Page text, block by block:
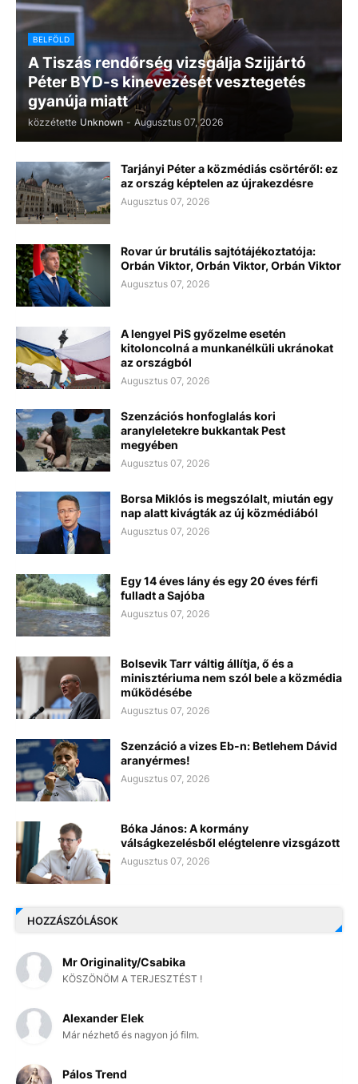
BELFÖLD
A Tiszás rendőrség vizsgálja Szijjártó
Péter BYD-s kinevezését vesztegetés
gyanúja miatt
közzétette Unknown - Augusztus 07, 2026
Tarjányi Péter a közmédiás csörtéről: ez
az ország képtelen az újrakezdésre
Augusztus 07, 2026
Rovar úr brutális sajtótájékoztatója:
Orbán Viktor, Orbán Viktor, Orbán Viktor
Augusztus 07, 2026
A lengyel PiS győzelme esetén
kitoloncolná a munkanélküli ukránokat
az országból
Augusztus 07, 2026
Szenzációs honfoglalás kori
aranyleletekre bukkantak Pest
megyében
Augusztus 07, 2026
Borsa Miklós is megszólalt, miután egy
nap alatt kivágták az új közmédiából
Augusztus 07, 2026
Egy 14 éves lány és egy 20 éves férfi
fulladt a Sajóba
Augusztus 07, 2026
Bolsevik Tarr váltig állítja, ő és a
minisztériuma nem szól bele a közmédia
működésébe
Augusztus 07, 2026
Szenzáció a vizes Eb-n: Betlehem Dávid
aranyérmes!
Augusztus 07, 2026
Bóka János: A kormány
válságkezelésből elégtelenre vizsgázott
Augusztus 07, 2026
HOZZÁSZÓLÁSOK
Mr Originality/Csabika
KÖSZÖNÖM A TERJESZTÉST !
Alexander Elek
Már nézhető és nagyon jó film.
Pálos Trend